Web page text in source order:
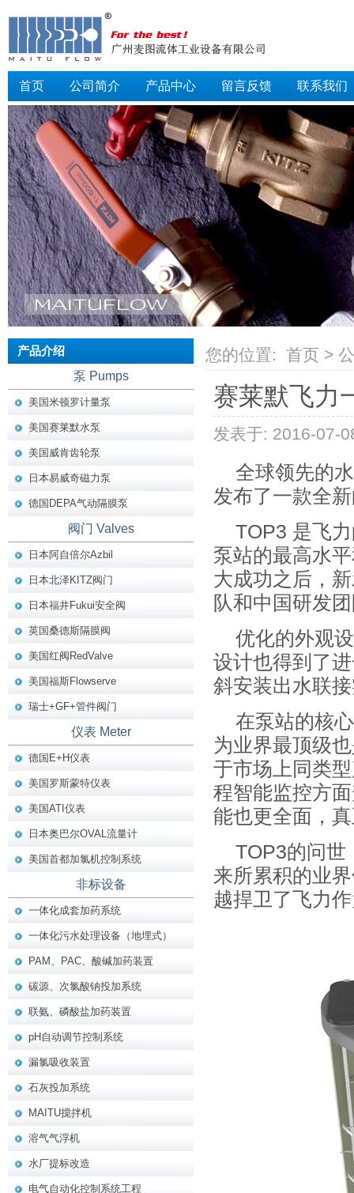
首页 公司简介 产品中心 留言反馈 联系我们
您的位置: 首页 >
赛莱默飞力
发表于: 2016-07-
全球领先的
发布了一款全
TOP3 是飞
泵站的最高水
大成功之后，
队和中国研发
优化的外观
设计也得到了
斜安装出水联
在泵站的核
为业界最顶级
于市场上同类
程智能监控方
能也更全面，
TOP3的问世
来所累积的业
越捍卫了飞力
产品介绍
泵 Pumps
美国米顿罗计量泵
美国赛莱默水泵
美国威肯齿轮泵
日本易威奇磁力泵
德国DEPA气动隔膜泵
阀门 Valves
日本阿自倍尔Azbil
日本北泽KITZ阀门
日本福井Fukui安全阀
英国桑德斯隔膜阀
美国红阀RedValve
美国福斯Flowserve
瑞士+GF+管件阀门
仪表 Meter
德国E+H仪表
美国罗斯蒙特仪表
美国ATI仪表
日本奥巴尔OVAL流量计
美国首都加氯机控制系统
非标设备
一体化成套加药系统
一体化污水处理设备（地埋式）
PAM、PAC、酸碱加药装置
碳源、次氯酸钠投加系统
联氨、磷酸盐加药装置
pH自动调节控制系统
漏氯吸收装置
石灰投加系统
MAITU搅拌机
溶气气浮机
水厂提标改造
电气自动化控制系统工程